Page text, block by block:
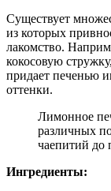
Существует
из которых
лакомство.
кокосовую
придает печенью
оттенки.
Лимонное
различных
чаепитий до
Ингредиенты: